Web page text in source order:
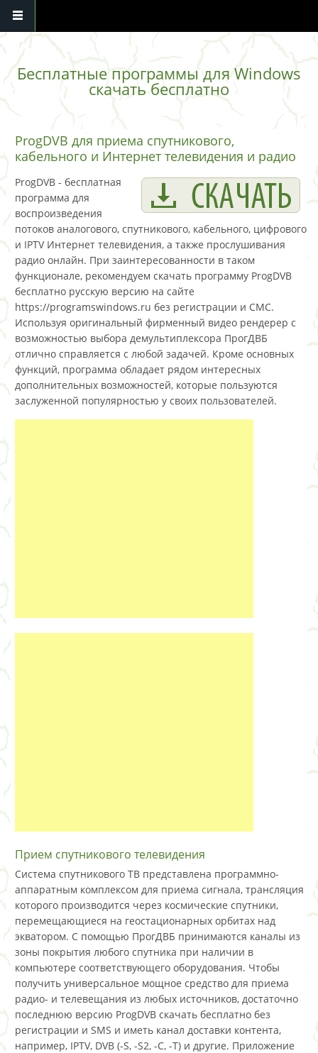
Перейти к основному содержанию
Бесплатные программы для Windows
скачать бесплатно
ProgDVB для приема спутникового,
кабельного и Интернет телевидения и радио
ProgDVB - бесплатная
программа для
воспроизведения
потоков аналогового, спутникового, кабельного, цифрового
и IPTV Интернет телевидения, а также прослушивания
радио онлайн. При заинтересованности в таком
функционале, рекомендуем скачать программу ProgDVB
бесплатно русскую версию на сайте
https://programswindows.ru без регистрации и СМС.
Используя оригинальный фирменный видео рендерер с
возможностью выбора демультиплексора ПрогДВБ
отлично справляется с любой задачей. Кроме основных
функций, программа обладает рядом интересных
дополнительных возможностей, которые пользуются
заслуженной популярностью у своих пользователей.
Прием спутникового телевидения
Система спутникового ТВ представлена программно-
аппаратным комплексом для приема сигнала, трансляция
которого производится через космические спутники,
перемещающиеся на геостационарных орбитах над
экватором. С помощью ПрогДВБ принимаются каналы из
зоны покрытия любого спутника при наличии в
компьютере соответствующего оборудования. Чтобы
получить универсальное мощное средство для приема
радио- и телевещания из любых источников, достаточно
последнюю версию ProgDVB скачать бесплатно без
регистрации и SMS и иметь канал доставки контента,
например, IPTV, DVB (-S, -S2, -C, -T) и другие. Приложение